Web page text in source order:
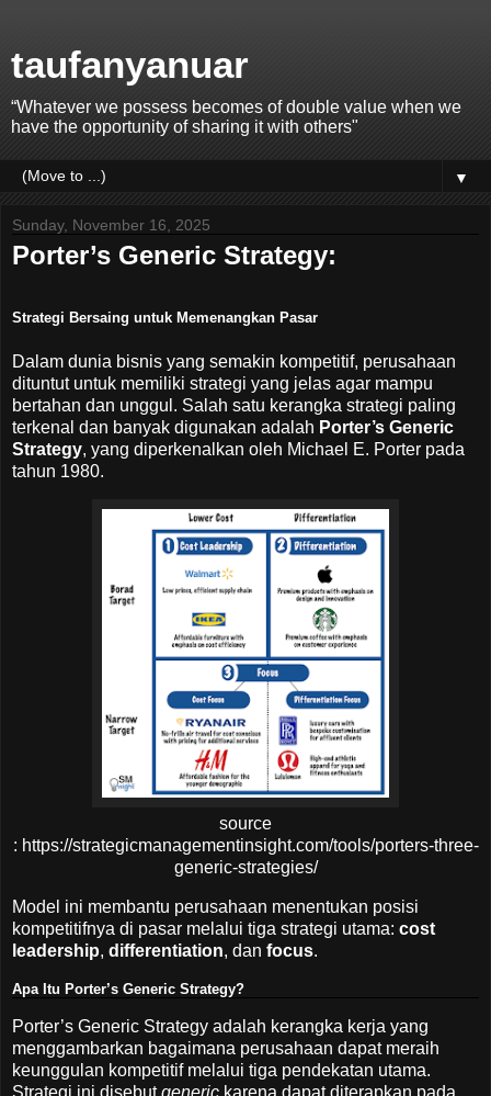
taufanyanuar
“Whatever we possess becomes of double value when we
have the opportunity of sharing it with others"
▼
Sunday, November 16, 2025
Porter’s Generic Strategy:
Strategi Bersaing untuk Memenangkan Pasar
Dalam dunia bisnis yang semakin kompetitif, perusahaan
dituntut untuk memiliki strategi yang jelas agar mampu
bertahan dan unggul. Salah satu kerangka strategi paling
terkenal dan banyak digunakan adalah Porter’s Generic
Strategy, yang diperkenalkan oleh Michael E. Porter pada
tahun 1980.
source
: https://strategicmanagementinsight.com/tools/porters-three-
generic-strategies/
Model ini membantu perusahaan menentukan posisi
kompetitifnya di pasar melalui tiga strategi utama: cost
leadership, differentiation, dan focus.
Apa Itu Porter’s Generic Strategy?
Porter’s Generic Strategy adalah kerangka kerja yang
menggambarkan bagaimana perusahaan dapat meraih
keunggulan kompetitif melalui tiga pendekatan utama.
Strategi ini disebutgeneric karena dapat diterapkan pada